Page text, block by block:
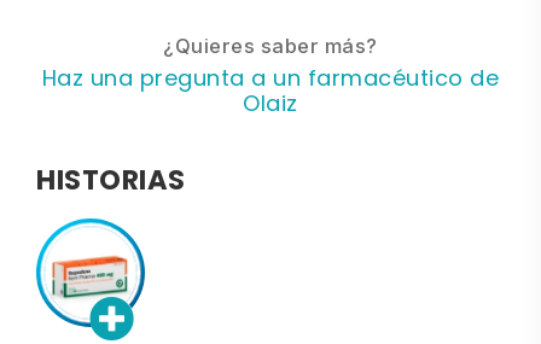
¿Quieres saber más?
Haz una pregunta a un farmacéutico de
Olaiz
HISTORIAS